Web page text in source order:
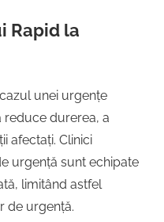
Rapid la
unei urgențe
reduce durerea, a
afectați. Clinici
urgență sunt echipate
limitând astfel
de urgență.